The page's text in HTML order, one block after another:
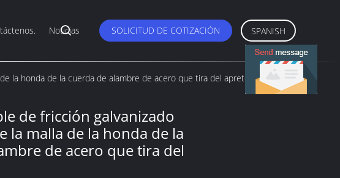
Noticias SOLICITUD DE COTIZACIÓN SPANISH
la honda de la cuerda de alambre de acero que tira del apretón
de fricción galvanizado
la malla de la honda de la
de acero que tira del